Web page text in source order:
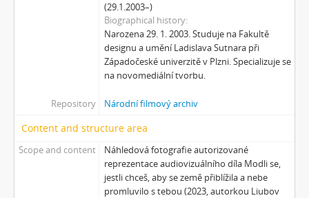
[Subseries] SOFT DETECTIVE LOVE STORY
[Subseries] Intercore
[Subseries] Soft, Soft, Soft, Hard as Fuck
(29.1.2003–)
Biographical history
Narozena 29. 1. 2003. Studuje na Fakultě
designu a umění Ladislava Sutnara při
Západočeské univerzitě v Plzni. Specializuje se
na novomediální tvorbu.
Repository Národní filmový archiv
Content and structure area
Scope and content
Náhledová fotografie autorizované
reprezentace audiovizuálního díla Modli se,
jestli chceš, aby se země přiblížila a nebe
promluvilo s tebou (2023, autorkou Liubov